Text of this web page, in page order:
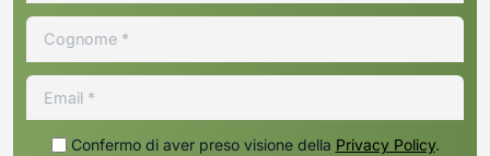
Confermo di aver preso visione della Privacy Policy.